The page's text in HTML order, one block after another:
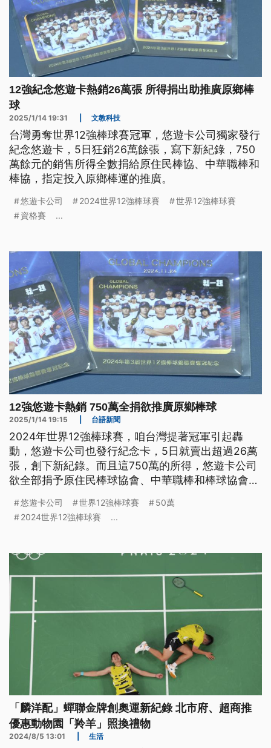
12強紀念悠遊卡熱銷26萬張 所得捐出助推廣原鄉棒
球
2025/1/14 19:31 文教科技
台灣勇奪世界12強棒球賽冠軍，悠遊卡公司獨家發行
紀念悠遊卡，5日狂銷26萬餘張，寫下新紀錄，750
萬餘元的銷售所得全數捐給原住民棒協、中華職棒和
棒協，指定投入原鄉棒運的推廣。
悠遊卡公司 2024世界12強棒球賽
世界12強棒球賽
資格賽
...
12強悠遊卡熱銷 750萬全捐欲推廣原鄉棒球
2025/1/14 19:15 台語新聞
2024年世界12強棒球賽，咱台灣提著冠軍引起轟
動，悠遊卡公司也發行紀念卡，5日就賣出超過26萬
張，創下新紀錄。而且這750萬的所得，悠遊卡公司
欲全部捐予原住民棒球協會、中華職棒和棒球協會，
語文。）
悠遊卡公司 世界12強棒球賽
50萬
2024世界12強棒球賽
...
「麟洋配」蟬聯金牌創奧運新紀錄 北市府、超商推
優惠動物園「羚羊」照換禮物
2024/8/5 13:01 生活